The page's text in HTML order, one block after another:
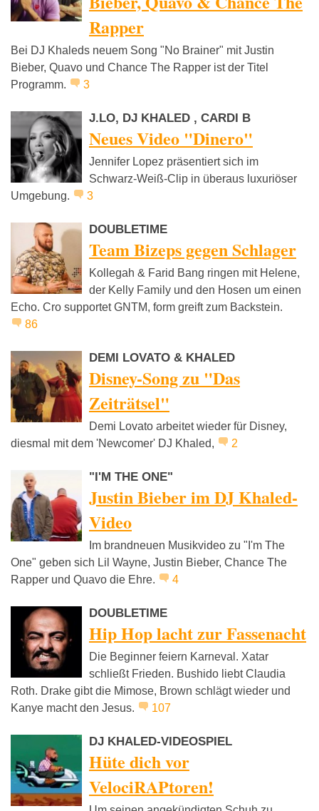
Rapper
Bei DJ Khaleds neuem Song "No Brainer" mit Justin
Bieber, Quavo und Chance The Rapper ist der Titel
Programm.
3
J.LO, DJ KHALED , CARDI B
Neues Video "Dinero"
Jennifer Lopez präsentiert sich im
Schwarz-Weiß-Clip in überaus luxuriöser
Umgebung.
3
DOUBLETIME
Team Bizeps gegen Schlager
Kollegah & Farid Bang ringen mit Helene,
der Kelly Family und den Hosen um einen
Echo. Cro supportet GNTM, form greift zum Backstein.
86
DEMI LOVATO & KHALED
Disney-Song zu "Das
Zeiträtsel"
Demi Lovato arbeitet wieder für Disney,
diesmal mit dem 'Newcomer' DJ Khaled,
2
"I'M THE ONE"
Justin Bieber im DJ Khaled-
Video
Im brandneuen Musikvideo zu "I'm The
One" geben sich Lil Wayne, Justin Bieber, Chance The
Rapper und Quavo die Ehre.
4
DOUBLETIME
Hip Hop lacht zur Fassenacht
Die Beginner feiern Karneval. Xatar
schließt Frieden. Bushido liebt Claudia
Roth. Drake gibt die Mimose, Brown schlägt wieder und
Kanye macht den Jesus.
107
DJ KHALED-VIDEOSPIEL
Hüte dich vor
VelociRAPtoren!